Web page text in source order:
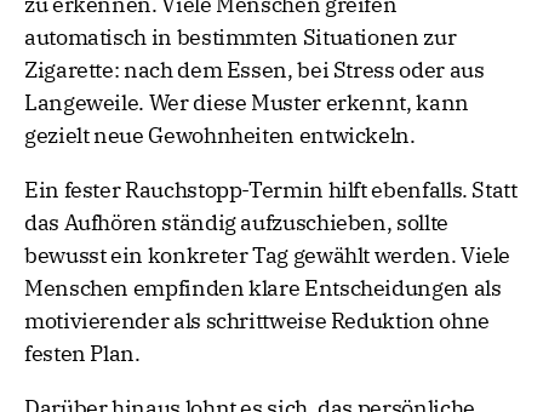
automatisch in bestimmten Situationen zur
Zigarette: nach dem Essen, bei Stress oder aus
Langeweile. Wer diese Muster erkennt, kann
gezielt neue Gewohnheiten entwickeln.
Ein fester Rauchstopp-Termin hilft ebenfalls. Statt
das Aufhören ständig aufzuschieben, sollte
bewusst ein konkreter Tag gewählt werden. Viele
Menschen empfinden klare Entscheidungen als
motivierender als schrittweise Reduktion ohne
festen Plan.